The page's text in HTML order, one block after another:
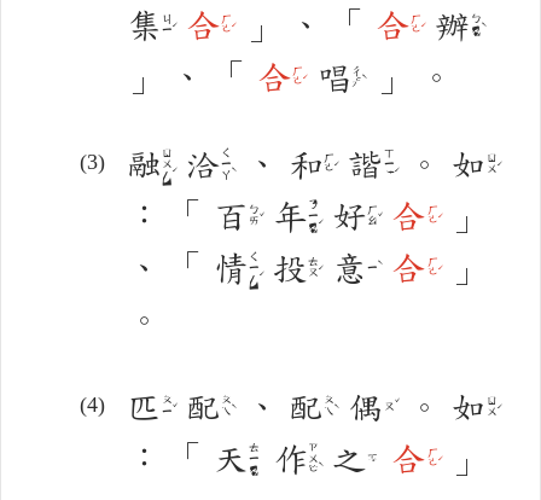
集ㄐㄧˊ 合ㄏㄜˊ 」 、 「 合ㄏㄜˊ 辦ㄅㄢˋ
」 、 「 合ㄏㄜˊ 唱ㄔㄤˋ 」 。
融ㄖㄨㄥˊ 洽ㄑㄧㄚˋ 、 和ㄏㄜˊ 諧ㄒㄧㄝˊ 。 如 ㄖㄨˊ
： 「 百 ㄅㄞˇ 年ㄋㄧㄢˊ 好ㄏㄠˇ 合ㄏㄜˊ
」
、
「 情ㄑㄧㄥˊ 投ㄊㄡˊ 意 ㄧˋ 合ㄏㄜˊ
」
。
匹 ㄆㄧˇ 配ㄆㄟˋ 、 配ㄆㄟˋ 偶 ㄡˇ 。 如 ㄖㄨˊ
： 「 天 ㄊㄧㄢ 作ㄗㄨㄛˋ 之 ㄓ 合ㄏㄜˊ
」